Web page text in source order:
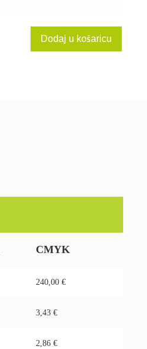
Dodaj u košaricu
CMYK
240,00 €
3,43 €
2,86 €